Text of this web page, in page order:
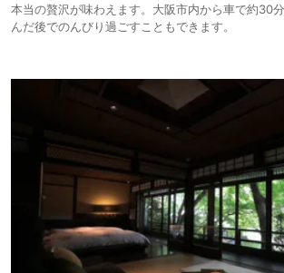
本当の贅沢が味わえます。大阪市内から車で約30
んだ後でのんびり過ごすこともできます。